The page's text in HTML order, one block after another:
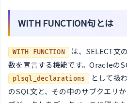
WITH FUNCTION句とは
WITH FUNCTION は、SELECT文の
数を宣言する機能です。Oracleの
plsql_declarations
として扱
のSQL文と、その中のサブクエリ